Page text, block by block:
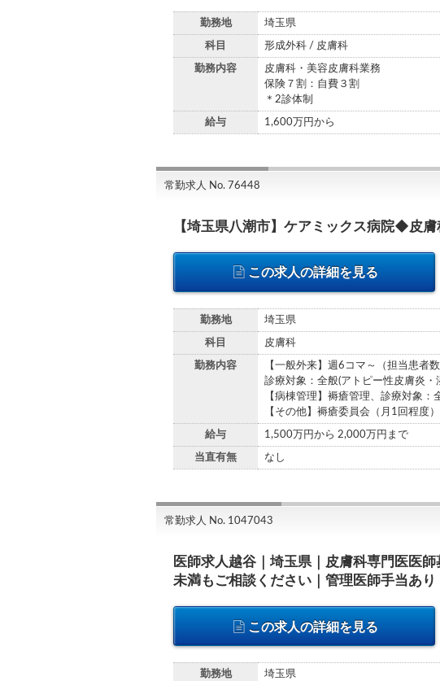
勤務地 埼玉県
科目 形成外科 / 皮膚科
勤務内容
皮膚科・美容皮膚科業務
保険７割：自費３割
＊2診体制
給与 1,600万円から
常勤求人 No. 76448
【埼玉県八潮市】ケアミックス病院◆皮
この求人の詳細を見る
勤務地 埼玉県
科目 皮膚科
勤務内容
【一般外来】週6コマ～（担当患者
診療対象：全般(アトピー性皮膚炎
【病棟管理】褥瘡管理、診療対象：
【その他】褥瘡委員会（月1回程度）
給与 1,500万円から 2,000万円まで
当直有無 なし
常勤求人 No. 1047043
医師求人越谷｜埼玉県｜皮膚科専門医医
未満もご相談ください｜管理医師手当あり
この求人の詳細を見る
勤務地 埼玉県